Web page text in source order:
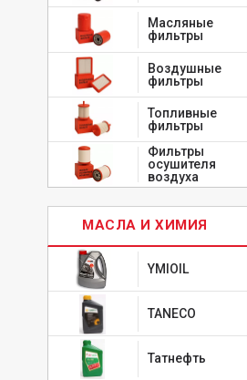
Масляные
фильтры
Воздушные
фильтры
Топливные
фильтры
Фильтры
осушителя
воздуха
МАСЛА И ХИМИЯ
YMIOIL
TANECO
Татнефть